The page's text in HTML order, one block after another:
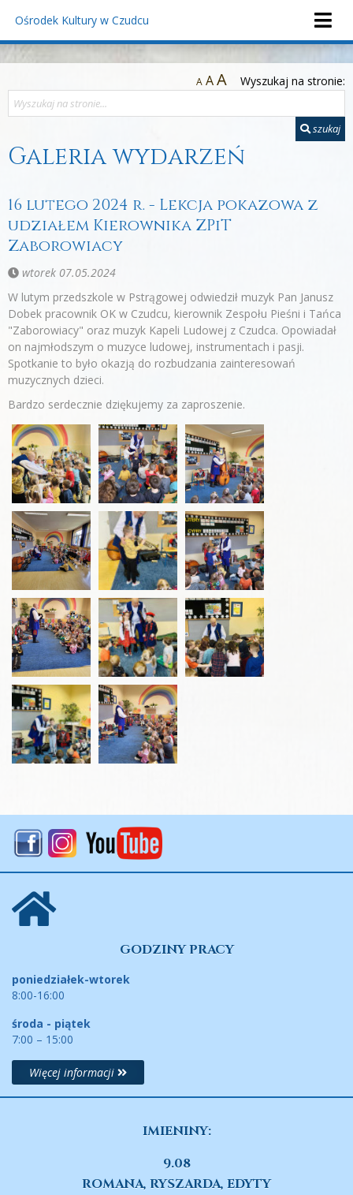
Ośrodek Kultury w Czudcu
GODZINY PRACY
poniedziałek-wtorek
8:00-16:00
środa - piątek
7:00 – 15:00
Więcej informacji
IMIENINY:
9.08
ROMANA, RYSZARDA, EDYTY
A AA Wyszukaj na stronie:
szukaj
Galeria wydarzeń
16 lutego 2024 r. - Lekcja pokazowa z
udziałem Kierownika ZPiT
Zaborowiacy
wtorek 07.05.2024
W lutym przedszkole w Pstrągowej odwiedził muzyk Pan Janusz
Dobek pracownik OK w Czudcu, kierownik Zespołu Pieśni i Tańca
"Zaborowiacy" oraz muzyk Kapeli Ludowej z Czudca. Opowiadał
on najmłodszym o muzyce ludowej, instrumentach i pasji.
Spotkanie to było okazją do rozbudzania zainteresowań
muzycznych dzieci.
Bardzo serdecznie dziękujemy za zaproszenie.